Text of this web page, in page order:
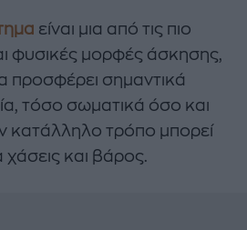
είναι μια από τις πιο
φυσικές μορφές άσκησης,
προσφέρει σημαντικά
τόσο σωματικά όσο και
κατάλληλο τρόπο μπορεί
και βάρος.